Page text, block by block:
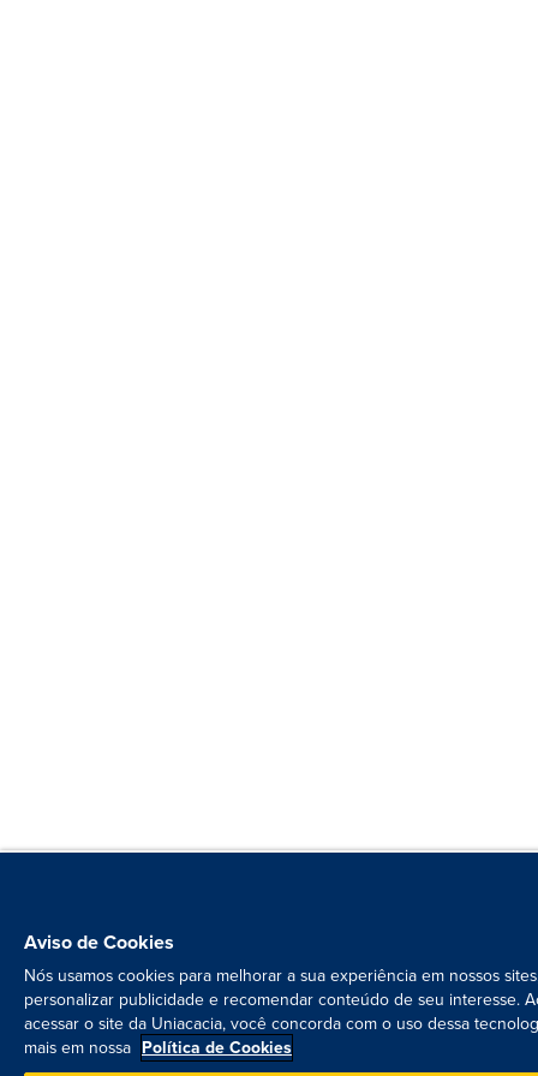
Aviso de Cookies
Nós usamos cookies para melhorar a sua experiência em nossos
personalizar publicidade e recomendar conteúdo de seu interesse.
acessar o site da Uniacacia, você concorda com o uso dessa
mais em nossa Política de Cookies